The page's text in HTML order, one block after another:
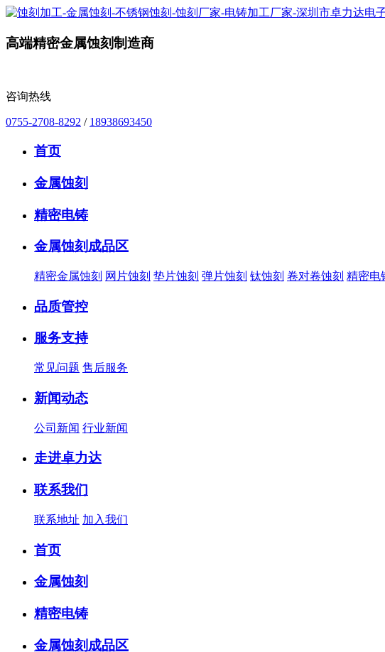
高端精密金属蚀刻制造商
咨询热线
0755-2708-8292 / 18938693450
首页
金属蚀刻
精密电铸
金属蚀刻成品区
精密金属蚀刻 网片蚀刻 垫片蚀刻 弹片蚀刻 钛蚀刻 卷对卷蚀刻 精密电
品质管控
服务支持
常见问题 售后服务
新闻动态
公司新闻 行业新闻
走进卓力达
联系我们
联系地址 加入我们
首页
金属蚀刻
精密电铸
金属蚀刻成品区